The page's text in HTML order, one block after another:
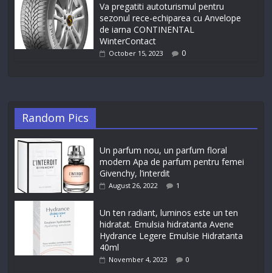
Va pregatiti autoturismul pentru
sezonul rece-echiparea cu Anvelope
de iarna CONTINENTAL
WinterContact
October 15, 2023 0
Random Pics
Un parfum nou, un parfum floral
modern Apa de parfum pentru femei
Givenchy, l’interdit
August 26, 2022 1
Un ten radiant, luminos este un ten
hidratat. Emulsia hidratanta Avene
Hydrance Legere Emulsie Hidratanta
40ml
November 4, 2023 0